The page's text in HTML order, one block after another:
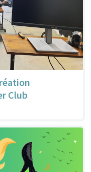
Club